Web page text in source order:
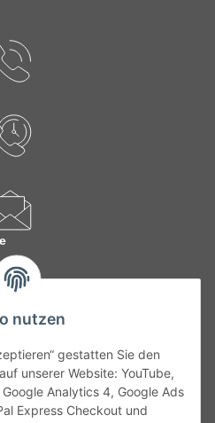
nutzen
gestatten Sie den
unserer Website: YouTube,
Analytics 4, Google Ads
Express Checkout und